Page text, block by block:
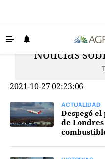
Ganadería
Lechería
Tecnología
Noticias
2021-10-27 02:23:06
ACTUALIDAD
Despegó
de